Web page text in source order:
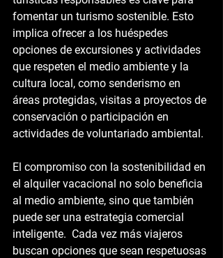
fomentar un turismo sostenible. Esto
implica ofrecer a los huéspedes
opciones de excursiones y actividades
que respeten el medio ambiente y la
cultura local, como senderismo en
áreas protegidas, visitas a proyectos de
conservación o participación en
actividades de voluntariado ambiental.
El compromiso con la sostenibilidad en
el alquiler vacacional no solo beneficia
al medio ambiente, sino que también
puede ser una estrategia comercial
inteligente.  Cada vez más viajeros
buscan opciones que sean respetuosas